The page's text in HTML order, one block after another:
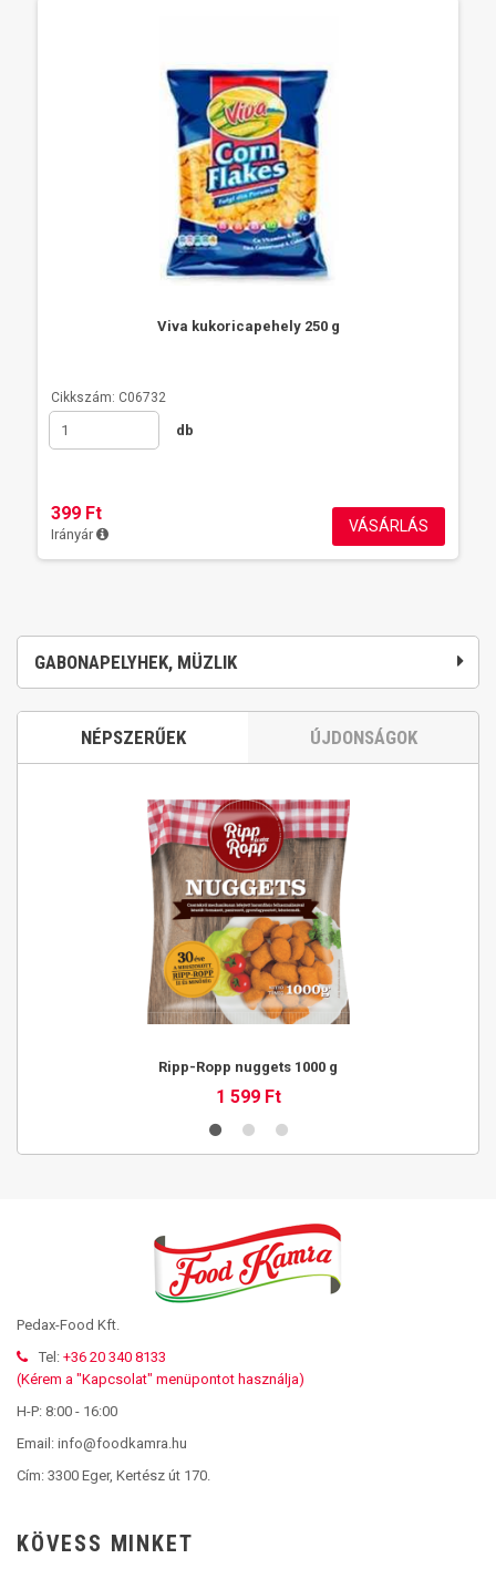
GABONAPELYHEK, MÜZLIK
NÉPSZERŰEK ÚJDONSÁGOK
Ripp-Ropp nuggets 1000 g
1 599 Ft
Viva kukoricapehely 250 g
Cikkszám: C06732
db
399 Ft
Irányár VÁSÁRLÁS
Pedax-Food Kft.
Tel: +36 20 340 8133
(Kérem a "Kapcsolat" menüpontot használja)
H-P: 8:00 - 16:00
Email: info@foodkamra.hu
Cím: 3300 Eger, Kertész út 170.
KÖVESS MINKET